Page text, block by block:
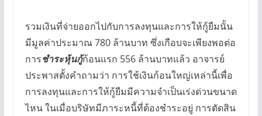
รวมเงินที่จ่ายออกไปกับการลงทุนและการให้กู้ยืมนั้น
มีมูลค่าประมาณ 780 ล้านบาท ซึ่งเกือบจะเพียงพอต่อ
การชำระหุ้นกู้ก้อนแรก 556 ล้านบาทแล้ว อาจารย์
ประพาสตั้งคำถามว่า การใช้เงินก้อนใหญ่เหล่านี้เพื่อ
การลงทุนและการให้กู้ยืมมีความจำเป็นเร่งด่วนขนาด
ไหน ในเมื่อบริษัทมีภาระหนี้ที่ต้องชำระอยู่ การตัดสิน